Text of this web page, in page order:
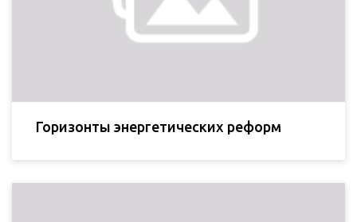
Горизонты энергетических реформ